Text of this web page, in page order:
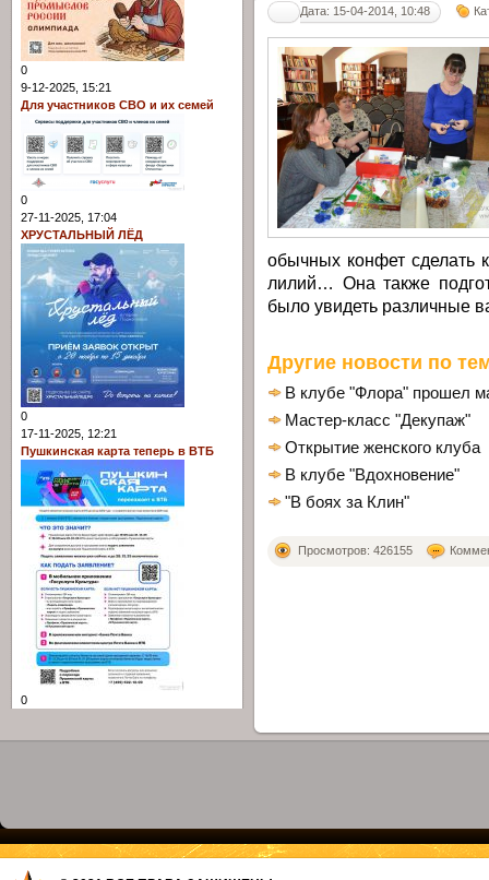
Дата: 15-04-2014, 10:48
обычных конфет сделать
лилий… Она также
было увидеть различные
Другие новости по
В клубе "Флора" прошел
Мастер-класс "Декупаж"
Открытие женского клуба
В клубе "Вдохновение"
"В боях за Клин"
Просмотров: 426155
0
9-12-2025, 15:21
Для участников СВО и их семей
0
27-11-2025, 17:04
ХРУСТАЛЬНЫЙ ЛЁД
0
17-11-2025, 12:21
Пушкинская карта теперь в ВТБ
0